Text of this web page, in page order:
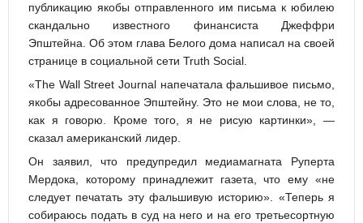
публикацию якобы отправленного им письма к юбилею
скандально известного финансиста Джеффри
Эпштейна. Об этом глава Белого дома написал на своей
странице в социальной сети Truth Social.
«The Wall Street Journal напечатала фальшивое письмо,
якобы адресованное Эпштейну. Это не мои слова, не то,
как я говорю. Кроме того, я не рисую картинки», —
сказал американский лидер.
Он заявил, что предупредил медиамагната Руперта
Мердока, которому принадлежит газета, что ему «не
следует печатать эту фальшивую историю». «Теперь я
собираюсь подать в суд на него и на его третьесортную